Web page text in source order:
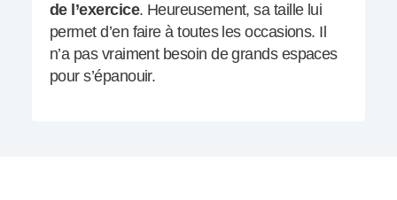
de l’exercice. Heureusement, sa taille lui
permet d’en faire à toutes les occasions. Il
n’a pas vraiment besoin de grands espaces
pour s’épanouir.